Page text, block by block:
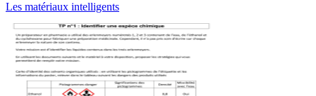
Les matériaux intelligents